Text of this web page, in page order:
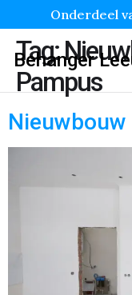
Onderdeel
Behanger
Tag:
Pampus